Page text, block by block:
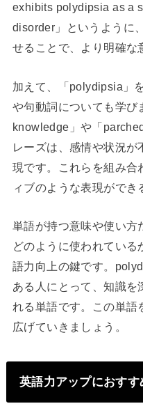
exhibits polydipsia as a
disorder」というように
せることで、より明確な
加えて、「polydipsia」
や句動詞についても学び
knowledge」や「
レーズは、感情や状況
現です。これらを組み合
ィブのような表現ができ
単語が持つ意味や使い方
どのように使われてい
語力向上の鍵です。
ある人にとって、知識を
れる単語です。この単語
広げていきましょう。
英語力アップにおす